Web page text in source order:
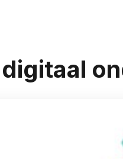
digitaal